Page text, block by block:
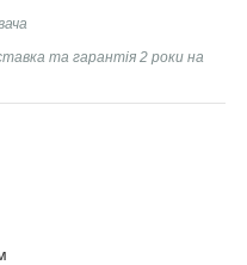
та гарантія 2 роки на